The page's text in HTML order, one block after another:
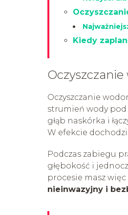
Kiedy
Oczyszczanie
strumień wody
głąb naskórka i
W efekcie
Podczas zabiegu
głębokość i
procesie masz
nieinwazyjny i